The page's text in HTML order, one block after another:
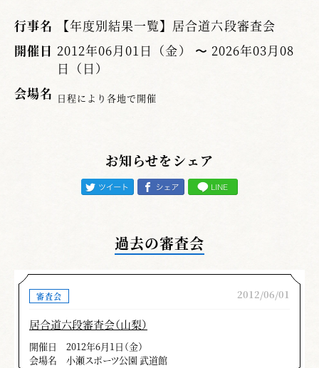
行事名
【年度別結果一覧】居合道六段審査会
開催日 2012年06月01日（金） 〜 2026年03月08
日（日）
会場名 日程により各地で開催
お知らせをシェア
過去の審査会
審査会 2012/06/01
居合道六段審査会（山梨）
開催日
2012年6月1日（金）
会場名
小瀬スポーツ公園 武道館